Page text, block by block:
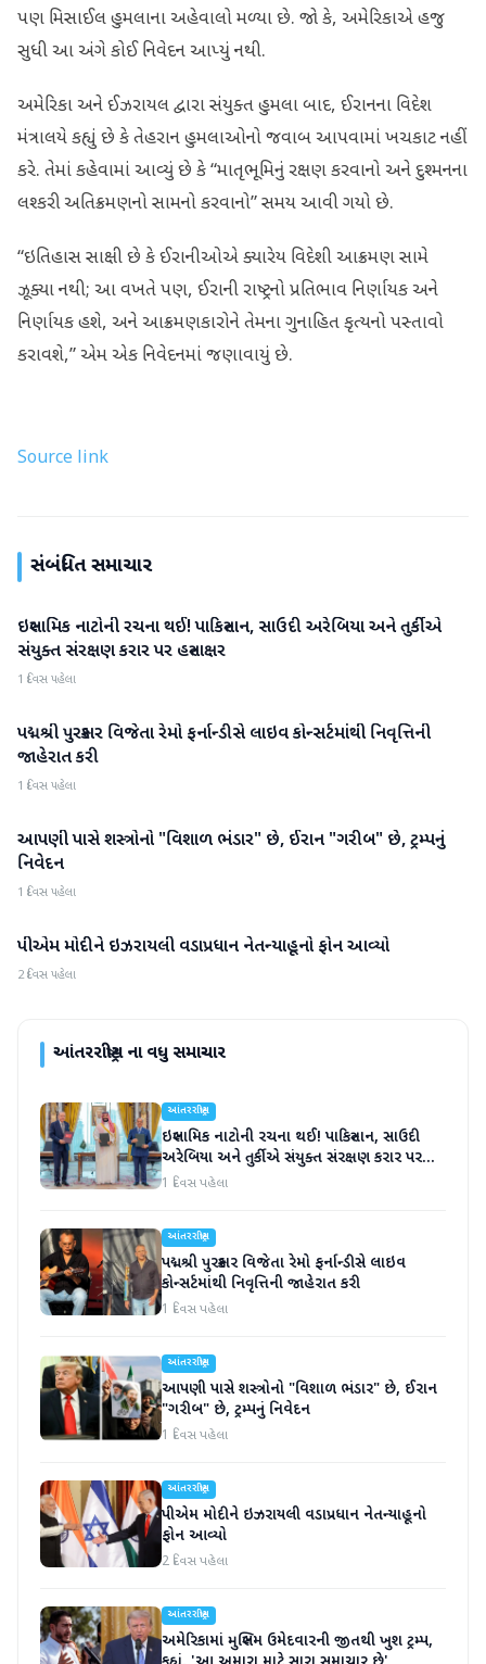
પણ મિસાઈલ હુમલાના અહેવાલો મળ્યા છે. જો કે, અમેરિકાએ હજુ
સુધી આ અંગે કોઈ નિવેદન આપ્યું નથી.
અમેરિકા અને ઈઝરાયલ દ્વારા સંયુક્ત હુમલા બાદ, ઈરાનના વિદેશ
મંત્રાલયે કહ્યું છે કે તેહરાન હુમલાઓનો જવાબ આપવામાં ખચકાટ નહીં
કરે. તેમાં કહેવામાં આવ્યું છે કે “માતૃભૂમિનું રક્ષણ કરવાનો અને દુશ્મનના
લશ્કરી અતિક્રમણનો સામનો કરવાનો” સમય આવી ગયો છે.
“ઇતિહાસ સાક્ષી છે કે ઈરાનીઓએ ક્યારેય વિદેશી આક્રમણ સામે
ઝૂક્યા નથી; આ વખતે પણ, ઈરાની રાષ્ટ્રનો પ્રતિભાવ નિર્ણાયક અને
નિર્ણાયક હશે, અને આક્રમણકારોને તેમના ગુનાહિત કૃત્યનો પસ્તાવો
કરાવશે,” એમ એક નિવેદનમાં જણાવાયું છે.
Source link
સંબંધિત સમાચાર
આંતરરાષ્ટ્રીય
ઇસ્લામિક નાટોની રચના થઈ! પાકિસ્તાન, સાઉદી અરેબિયા અને તુર્કીએ
સંયુક્ત સંરક્ષણ કરાર પર હસ્તાક્ષર
1 દિવસ પહેલા
આંતરરાષ્ટ્રીય
પદ્મશ્રી પુરસ્કાર વિજેતા રેમો ફર્નાન્ડીસે લાઇવ કોન્સર્ટમાંથી નિવૃત્તિની
જાહેરાત કરી
1 દિવસ પહેલા
આંતરરાષ્ટ્રીય
આપણી પાસે શસ્ત્રોનો "વિશાળ ભંડાર" છે, ઈરાન "ગરીબ" છે, ટ્રમ્પનું
નિવેદન
1 દિવસ પહેલા
આંતરરાષ્ટ્રીય
પીએમ મોદીને ઇઝરાયલી વડાપ્રધાન નેતન્યાહૂનો ફોન આવ્યો
2 દિવસ પહેલા
આંતરરાષ્ટ્રીયના વધુ સમાચાર
આંતરરાષ્ટ્રીય
ઇસ્લામિક નાટોની રચના થઈ! પાકિસ્તાન, સાઉદી
અરેબિયા અને તુર્કીએ સંયુક્ત સંરક્ષણ કરાર પર
હસ્તાક્ષર
1 દિવસ પહેલા
આંતરરાષ્ટ્રીય
પદ્મશ્રી પુરસ્કાર વિજેતા રેમો ફર્નાન્ડીસે લાઇવ
કોન્સર્ટમાંથી નિવૃત્તિની જાહેરાત કરી
1 દિવસ પહેલા
આંતરરાષ્ટ્રીય
આપણી પાસે શસ્ત્રોનો "વિશાળ ભંડાર" છે, ઈરાન
"ગરીબ" છે, ટ્રમ્પનું નિવેદન
1 દિવસ પહેલા
આંતરરાષ્ટ્રીય
પીએમ મોદીને ઇઝરાયલી વડાપ્રધાન નેતન્યાહૂનો
ફોન આવ્યો
2 દિવસ પહેલા
આંતરરાષ્ટ્રીય
અમેરિકામાં મુસ્લિમ ઉમેદવારની જીતથી ખુશ ટ્રમ્પ,